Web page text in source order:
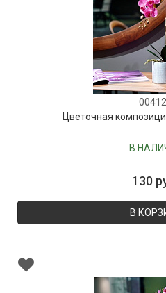
Цветочная
В
130
В